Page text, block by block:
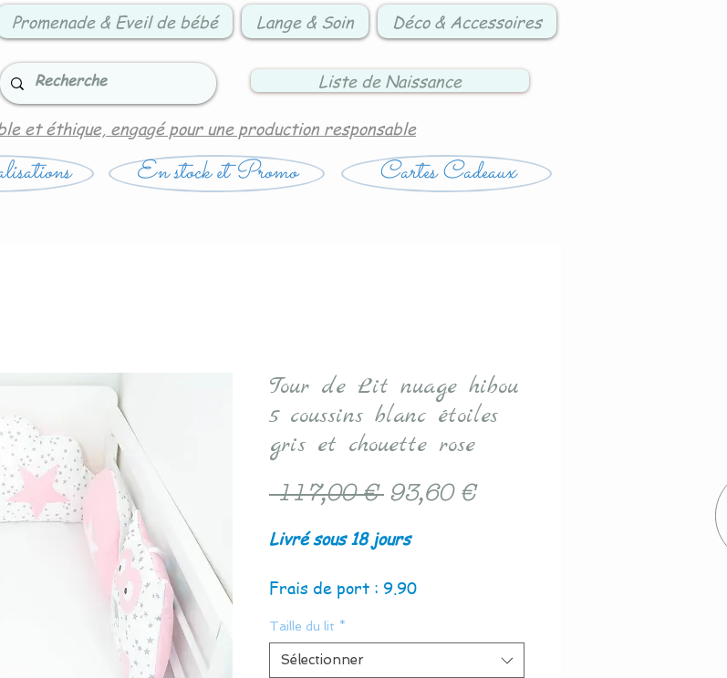
Promenade & Eveil de bébé Lange & Soin Déco & Accessoires
Liste de Naissance
et éthique, engagé pour une production responsable
En stock et Promo Cartes Cadeaux
Tour de Lit nuage hibou
5 coussins blanc étoiles
gris et chouette rose
117,00 € Prix
93,60 €Prix
Livré sous 18 jours
Frais de port : 9.90
Taille du lit *
Sélectionner